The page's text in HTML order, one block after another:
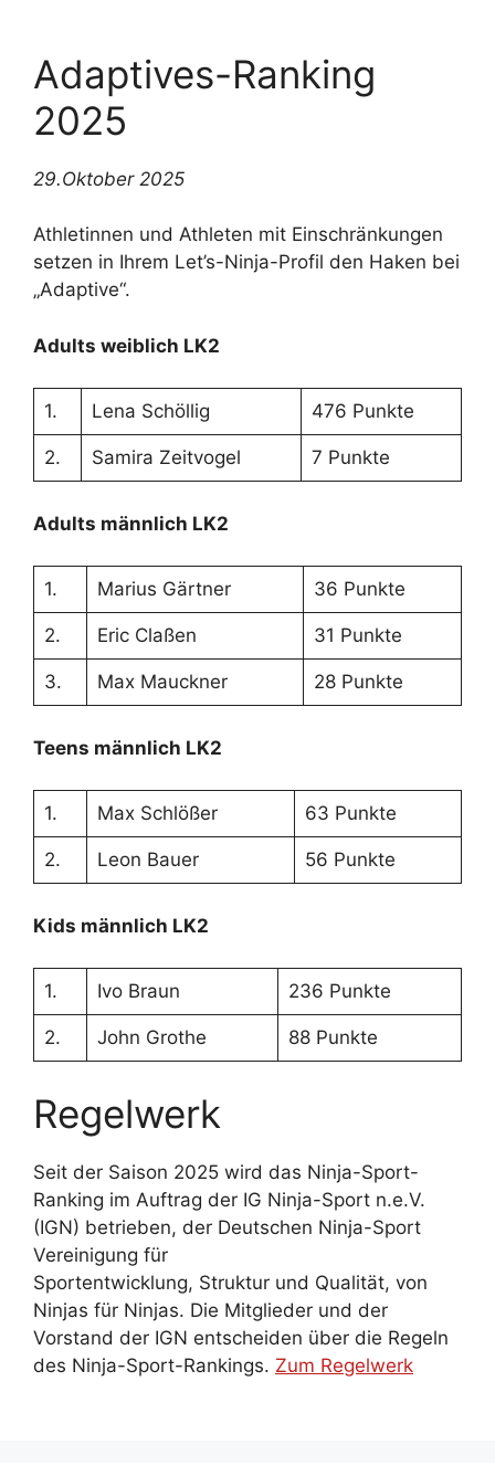
Adaptives-Ranking
2025
29.Oktober 2025
Athletinnen und Athleten mit Einschränkungen
setzen in Ihrem Let’s-Ninja-Profil den Haken bei
„Adaptive“.
Adults weiblich LK2
1. Lena Schöllig 476 Punkte
2. Samira Zeitvogel 7 Punkte
Adults männlich LK2
1. Marius Gärtner 36 Punkte
2. Eric Claßen 31 Punkte
3. Max Mauckner 28 Punkte
Teens männlich LK2
1. Max Schlößer 63 Punkte
2. Leon Bauer 56 Punkte
Kids männlich LK2
1. Ivo Braun 236 Punkte
2. John Grothe 88 Punkte
Regelwerk
Seit der Saison 2025 wird das Ninja-Sport-
Ranking im Auftrag der IG Ninja-Sport n.e.V.
(IGN) betrieben, der Deutschen Ninja-Sport
Vereinigung für
Sportentwicklung, Struktur und Qualität, von
Ninjas für Ninjas. Die Mitglieder und der
Vorstand der IGN entscheiden über die Regeln
des Ninja-Sport-Rankings. Zum Regelwerk